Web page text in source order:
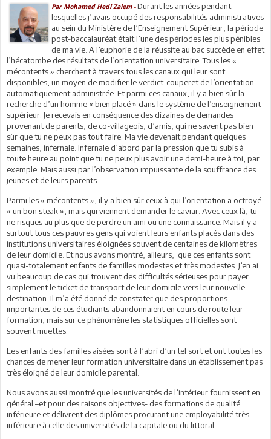
Par Mohamed Hedi Zaiem -Durant les années pendant
lesquelles j’avais occupé des responsabilités administratives
au sein du Ministère de l’Enseignement Supérieur, la période
post-baccalauréat était l’une des périodes les plus pénibles
de ma vie. A l’euphorie de la réussite au bac succède en effet
l’hécatombe des résultats de l’orientation universitaire. Tous les «
mécontents » cherchent à travers tous les canaux qui leur sont
disponibles, un moyen de modifier le verdict-couperet de l’orientation
automatiquement administrée. Et parmi ces canaux, il y a bien sûr la
recherche d’un homme « bien placé » dans le système de l’enseignement
supérieur. Je recevais en conséquence des dizaines de demandes
provenant de parents, de co-villageois, d’amis, qui ne savent pas bien
sûr que tu ne peux pas tout faire. Ma vie devenait pendant quelques
semaines, infernale. Infernale d’abord par la pression que tu subis à
toute heure au point que tu ne peux plus avoir une demi-heure à toi, par
exemple. Mais aussi par l’observation impuissante de la souffrance des
jeunes et de leurs parents.
Parmi les « mécontents », il y a bien sûr ceux à qui l’orientation a octroyé
« un bon steak », mais qui viennent demander le caviar. Avec ceux là, tu
ne risques au plus que de perdre un ami ou une connaissance. Mais il y a
surtout tous ces pauvres gens qui voient leurs enfants placés dans des
institutions universitaires éloignées souvent de centaines de kilomètres
de leur domicile. Et nous avons montré, ailleurs, que ces enfants sont
quasi-totalement enfants de familles modestes et très modestes. J’en ai
vu beaucoup de cas qui trouvent des difficultés sérieuses pour payer
simplement le ticket de transport de leur domicile vers leur nouvelle
destination. Il m’a été donné de constater que des proportions
importantes de ces étudiants abandonnaient en cours de route leur
formation, mais sur ce phénomène les statistiques officielles sont
souvent muettes.
Les enfants des familles aisées sont à l’abri d’un tel sort et ont toutes les
chances de mener leur formation universitaire dans un établissement pas
très éloigné de leur domicile parental.
Nous avons aussi montré que les universités de l’intérieur fournissent en
général –et pour des raisons objectives- des formations de qualité
inférieure et délivrent des diplômes procurant une employabilité très
inférieure à celle des universités de la capitale ou du littoral.